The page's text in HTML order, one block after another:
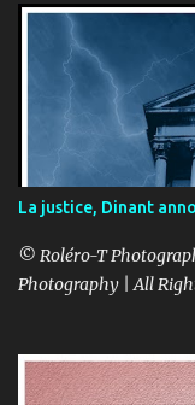
La justice, Dinant
© Roléro-T
Photography | All